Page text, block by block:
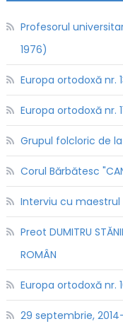
Profesorul
1976)
Europa ortodoxă nr.
Europa ortodoxă nr.
Grupul folcloric de la
Corul Bărbătesc
Interviu cu maestrul
Preot DUMITRU
ROMÂN
Europa ortodoxă nr.
29 septembrie,